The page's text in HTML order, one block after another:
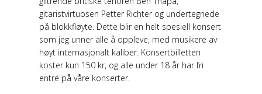
gitaristvirtuosen Petter Richter og undertegnede
på blokkfløyte. Dette blir en helt spesiell konsert
som jeg unner alle å oppleve, med musikere av
høyt internasjonalt kaliber. Konsertbilletten
koster kun 150 kr, og alle under 18 år har fri
entré på våre konserter.